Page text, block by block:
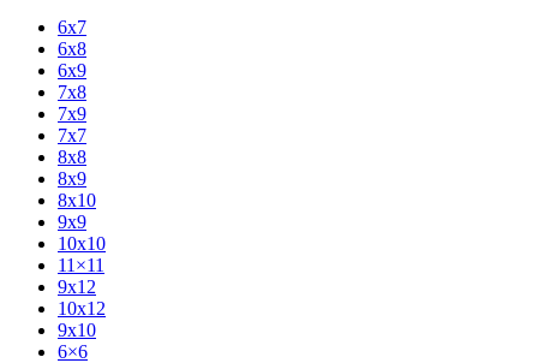
6x7
6x8
6x9
7x8
7x9
7x7
8x8
8x9
8x10
9x9
10x10
11×11
9x12
10x12
9x10
6×6